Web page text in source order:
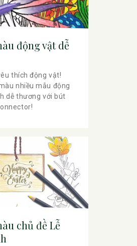
động vật dễ
thích động vật!
nhiều mẫu động
dễ thương với bút
chủ đề Lễ